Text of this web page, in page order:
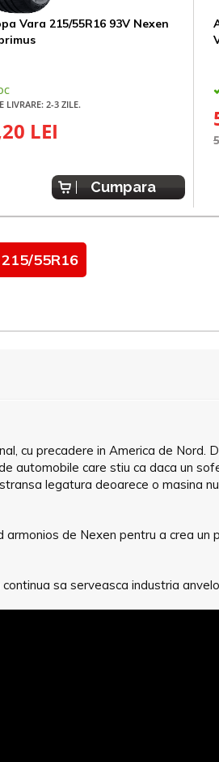
Vara 215/55R16 93V Nexen
LIVRARE: 2-3 ZILE.
LEI
Cumpara
55R16
cu precadere in America de Nord.
automobile care stiu ca daca un
legatura deoarece o masina
de Nexen pentru a crea un
sa serveasca industria